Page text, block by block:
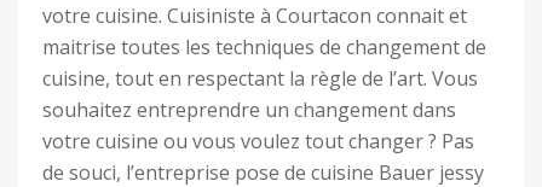
votre cuisine. Cuisiniste à Courtacon connait et
maitrise toutes les techniques de changement de
cuisine, tout en respectant la règle de l’art. Vous
souhaitez entreprendre un changement dans
votre cuisine ou vous voulez tout changer ? Pas
de souci, l’entreprise pose de cuisine Bauer jessy